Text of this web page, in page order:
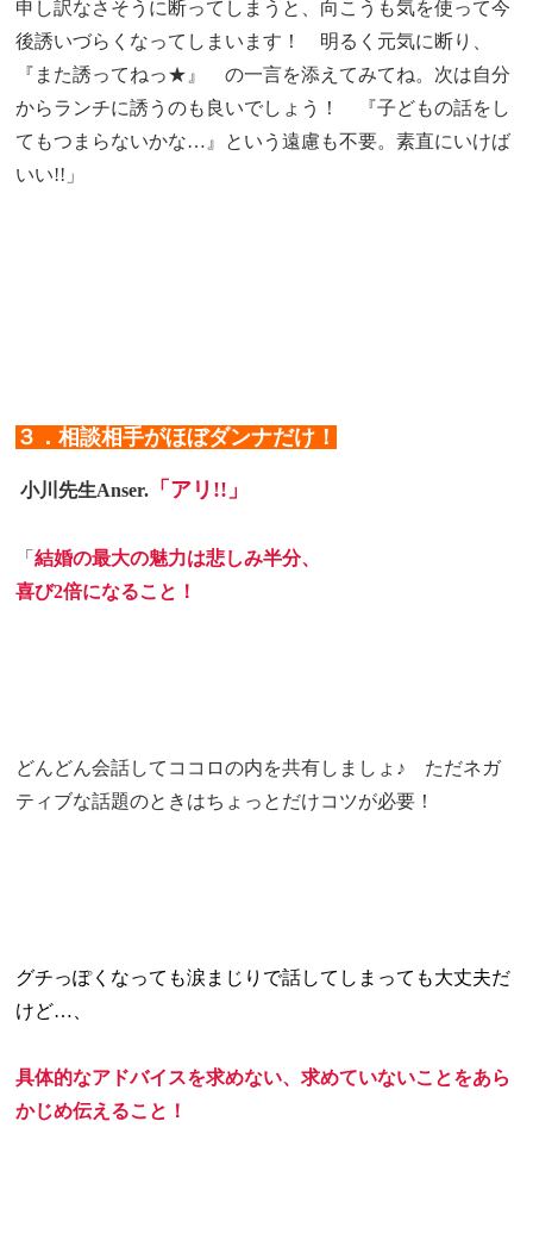
申し訳なさそうに断ってしまうと、向こうも気を使って今
後誘いづらくなってしまいます！ 明るく元気に断り、
『また誘ってねっ★』 の一言を添えてみてね。次は自分
からランチに誘うのも良いでしょう！ 『子どもの話をし
てもつまらないかな…』という遠慮も不要。素直にいけば
いい!!」
３．相談相手がほぼダンナだけ！
小川先生Anser. 「アリ!!」
「結婚の最大の魅力は悲しみ半分、
喜び2倍になること！
どんどん会話してココロの内を共有しましょ♪ ただネガ
ティブな話題のときはちょっとだけコツが必要！
グチっぽくなっても涙まじりで話してしまっても大丈夫だ
けど…、
具体的なアドバイスを求めない、求めていないことをあら
かじめ伝えること！